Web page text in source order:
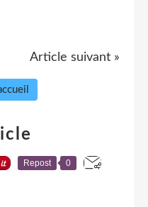
Article suivant »
Repost 0